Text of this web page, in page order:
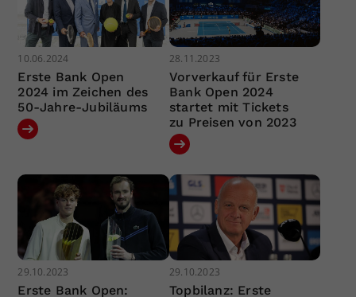
10.06.2024
Erste Bank Open
2024 im Zeichen des
50-Jahre-Jubiläums
28.11.2023
Vorverkauf für Erste
Bank Open 2024
startet mit Tickets
zu Preisen von 2023
29.10.2023
Erste Bank Open:
29.10.2023
Topbilanz: Erste